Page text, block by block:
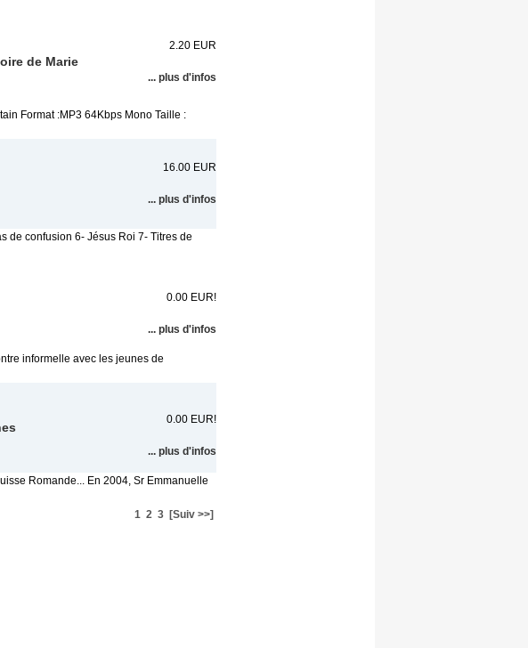
de Marie
2.20 EUR
... plus d'infos
Format :MP3 64Kbps Mono Taille :
16.00 EUR
... plus d'infos
de confusion 6- Jésus Roi 7- Titres de
0.00 EUR!
... plus d'infos
informelle avec les jeunes de
0.00 EUR!
... plus d'infos
Romande... En 2004, Sr Emmanuelle
1 2 3 [Suiv >>]